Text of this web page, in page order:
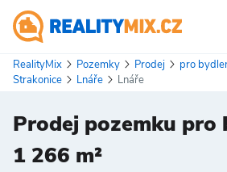
RealityMix Pozemky Prodej pro
Strakonice
Lnáře Lnáře
Prodej pozemku pro
1 266 m²